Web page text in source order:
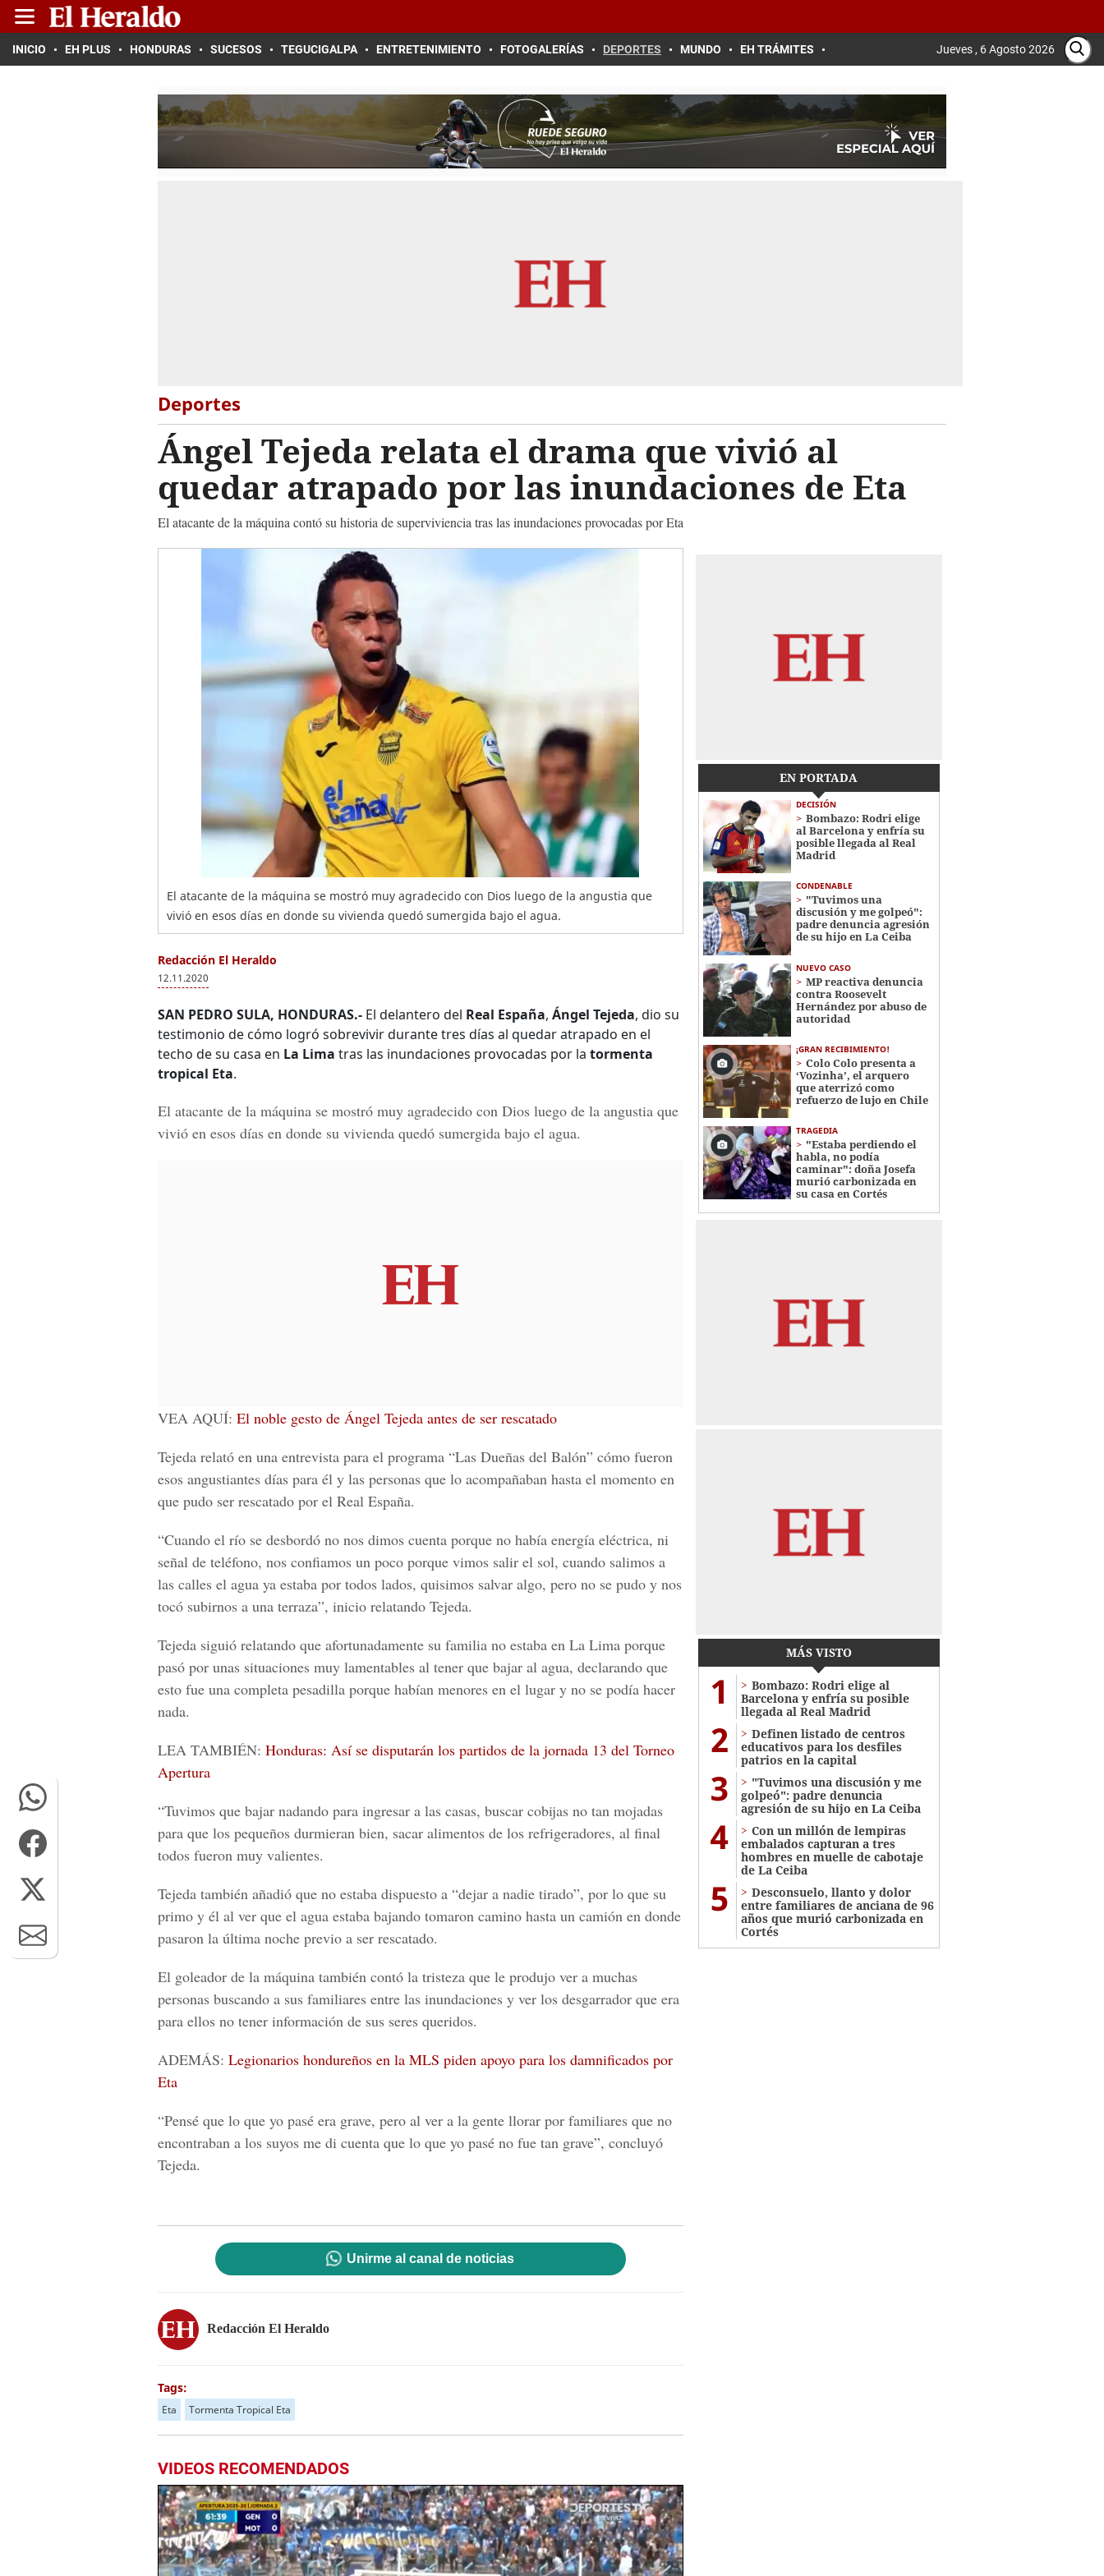
INICIO EH PLUS HONDURAS SUCESOS TEGUCIGALPA ENTRETENIMIENTO FOTOGALERÍAS DEPORTES MUNDO EH TRÁMITES Jueves , 6 Agosto 2026
Deportes
Ángel Tejeda relata el drama que vivió al
quedar atrapado por las inundaciones de Eta
El atacante de la máquina contó su historia de superviviencia tras las inundaciones provocadas por Eta
El atacante de la máquina se mostró muy agradecido con Dios luego de la angustia que
vivió en esos días en donde su vivienda quedó sumergida bajo el agua.
Redacción El Heraldo
12.11.2020
SAN PEDRO SULA, HONDURAS.- El delantero del Real España, Ángel Tejeda, dio su
testimonio de cómo logró sobrevivir durante tres días al quedar atrapado en el
techo de su casa en La Lima tras las inundaciones provocadas por la tormenta
tropical Eta.
El atacante de la máquina se mostró muy agradecido con Dios luego de la angustia que
vivió en esos días en donde su vivienda quedó sumergida bajo el agua.
VEA AQUÍ: El noble gesto de Ángel Tejeda antes de ser rescatado
Tejeda relató en una entrevista para el programa “Las Dueñas del Balón” cómo fueron
esos angustiantes días para él y las personas que lo acompañaban hasta el momento en
que pudo ser rescatado por el Real España.
“Cuando el río se desbordó no nos dimos cuenta porque no había energía eléctrica, ni
señal de teléfono, nos confiamos un poco porque vimos salir el sol, cuando salimos a
las calles el agua ya estaba por todos lados, quisimos salvar algo, pero no se pudo y nos
tocó subirnos a una terraza”, inicio relatando Tejeda.
Tejeda siguió relatando que afortunadamente su familia no estaba en La Lima porque
pasó por unas situaciones muy lamentables al tener que bajar al agua, declarando que
esto fue una completa pesadilla porque habían menores en el lugar y no se podía hacer
nada.
LEA TAMBIÉN: Honduras: Así se disputarán los partidos de la jornada 13 del Torneo
Apertura
“Tuvimos que bajar nadando para ingresar a las casas, buscar cobijas no tan mojadas
para que los pequeños durmieran bien, sacar alimentos de los refrigeradores, al final
todos fueron muy valientes.
Tejeda también añadió que no estaba dispuesto a “dejar a nadie tirado”, por lo que su
primo y él al ver que el agua estaba bajando tomaron camino hasta un camión en donde
pasaron la última noche previo a ser rescatado.
El goleador de la máquina también contó la tristeza que le produjo ver a muchas
personas buscando a sus familiares entre las inundaciones y ver los desgarrador que era
para ellos no tener información de sus seres queridos.
ADEMÁS: Legionarios hondureños en la MLS piden apoyo para los damnificados por
Eta
“Pensé que lo que yo pasé era grave, pero al ver a la gente llorar por familiares que no
encontraban a los suyos me di cuenta que lo que yo pasé no fue tan grave”, concluyó
Tejeda.
Unirme al canal de noticias
Redacción El Heraldo
Tags:
Eta Tormenta Tropical Eta
VIDEOS RECOMENDADOS
EN PORTADA
DECISIÓN
Bombazo: Rodri elige
al Barcelona y enfría su
posible llegada al Real
Madrid
CONDENABLE
"Tuvimos una
discusión y me golpeó":
padre denuncia agresión
de su hijo en La Ceiba
NUEVO CASO
MP reactiva denuncia
contra Roosevelt
Hernández por abuso de
autoridad
¡GRAN RECIBIMIENTO!
Colo Colo presenta a
‘Vozinha’, el arquero
que aterrizó como
refuerzo de lujo en Chile
TRAGEDIA
"Estaba perdiendo el
habla, no podía
caminar": doña Josefa
murió carbonizada en
su casa en Cortés
MÁS VISTO
1
Bombazo: Rodri elige al
Barcelona y enfría su posible
llegada al Real Madrid
2
Definen listado de centros
educativos para los desfiles
patrios en la capital
3
"Tuvimos una discusión y me
golpeó": padre denuncia
agresión de su hijo en La Ceiba
4
Con un millón de lempiras
embalados capturan a tres
hombres en muelle de cabotaje
de La Ceiba
5
​​​​Desconsuelo, llanto y dolor
entre familiares de anciana de 96
años que murió carbonizada en
Cortés